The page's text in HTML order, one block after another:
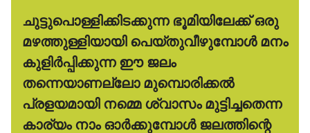
ചുട്ടുപൊള്ളിക്കിടക്കുന്ന ഭൂമിയിലേക്ക് ഒരു
മഴത്തുള്ളിയായി പെയ്തുവീഴുമ്പോള്‍ മനം
കുളിര്‍പ്പിക്കുന്ന ഈ ജലം
തന്നെയാണല്ലോ മുമ്പൊരിക്കല്‍
പ്രളയമായി നമ്മെ ശ്വാസം മുട്ടിച്ചതെന്ന
കാര്യം നാം ഓര്‍ക്കുമ്പോള്‍ ജലത്തിന്റെ